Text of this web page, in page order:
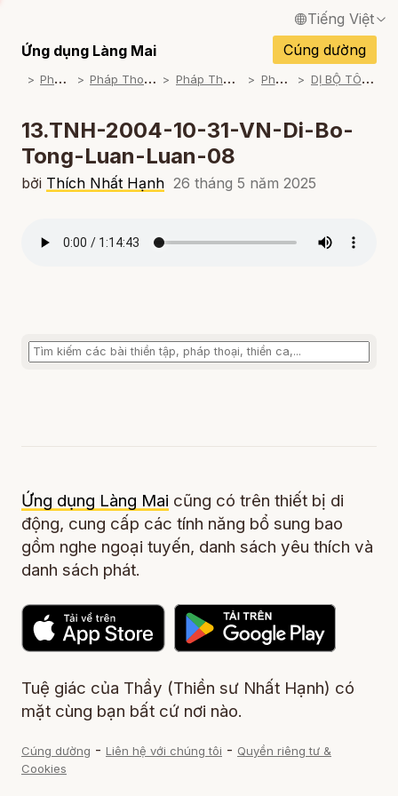
Tiếng Việt
English / Tiếng Anh
Français / Tiếng Pháp
Español / Tiếng Tây Ban Nha
Deutsch / Tiếng Đức
Italiano / Tiếng Ý
Ứng dụng Làng Mai
Cúng dường
P
háp Thoại P
háp Thoại Thiền Sư Thích Nhất Hạnh P
háp Thoại Theo Bộ An Cư Kiết Đông P
háp Thoại Mp3 D
Ị BỘ TÔNG LUÂN LUẬN (2004-2005)
13.TNH-2004-10-31-VN-Di-Bo-
Tong-Luan-Luan-08
bởi Thích Nhất Hạnh 26 tháng 5 năm 2025
Ứng dụng Làng Mai cũng có trên thiết bị di
động, cung cấp các tính năng bổ sung bao
gồm nghe ngoại tuyến, danh sách yêu thích và
danh sách phát.
Tuệ giác của Thầy (Thiền sư Nhất Hạnh) có
mặt cùng bạn bất cứ nơi nào.
Cúng dường - Liên hệ với chúng tôi - Quyền riêng tư &
Cookies